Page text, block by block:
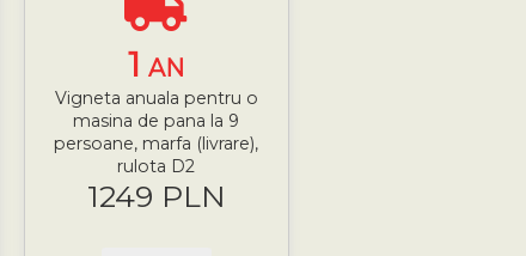
1AN
Vigneta anuala pentru o
masina de pana la 9
persoane, marfa (livrare),
rulota D2
1249 PLN